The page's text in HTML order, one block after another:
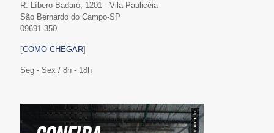
R. Líbero Badaró, 1201 - Vila Paulicéia
São Bernardo do Campo-SP
09691-350
[COMO CHEGAR]
Seg - Sex / 8h - 18h